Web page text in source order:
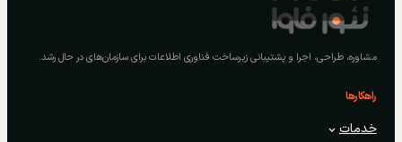
مشاوره، طراحی، اجرا و پشتیبانی زیرساخت فناوری اطلاعات برای سازمان‌های در حال رشد.
راهکارها
خدمات